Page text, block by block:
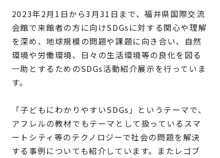
2023年2月1日から3月31日まで、福井県国際交流
会館で来館者の方に向けSDGsに対する関心や理解
を深め、地球規模の問題や課題に向き合い、自然
環境や労働環境、日々の生活環境等の良化を図る
一助とするためのSDGs活動紹介展示を行っていま
す。
「子どもにわかりやすいSDGs」というテーマで、
アフレルの教材でもテーマとして扱っているスマ
ートシティ等のテクノロジーで社会の問題を解決
する事例についても紹介しています。またレゴブ